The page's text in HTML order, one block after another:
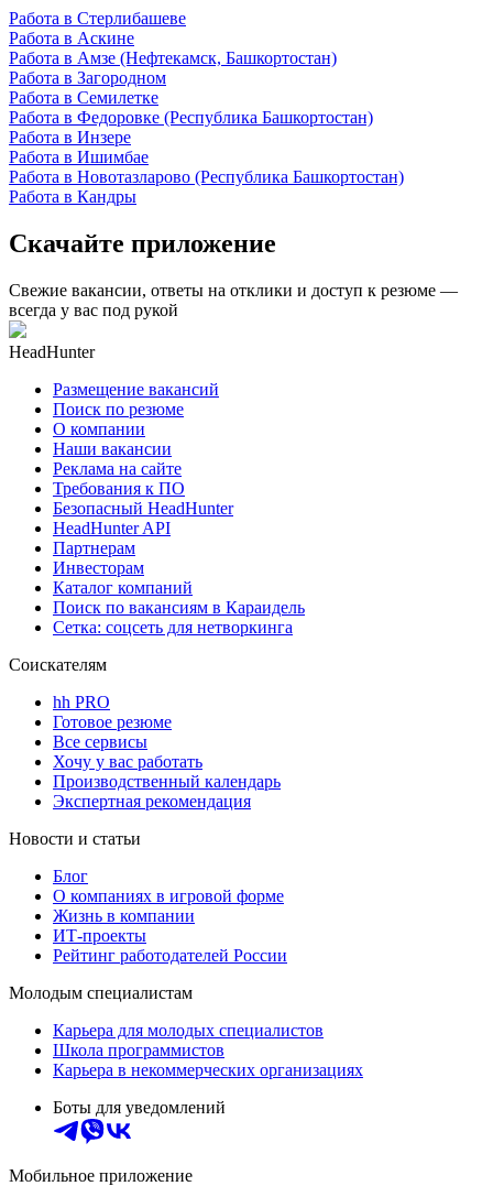
Работа в Стерлибашеве
Работа в Аскине
Работа в Амзе (Нефтекамск, Башкортостан)
Работа в Загородном
Работа в Семилетке
Работа в Федоровке (Республика Башкортостан)
Работа в Инзере
Работа в Ишимбае
Работа в Новотазларово (Республика Башкортостан)
Работа в Кандры
Скачайте приложение
Свежие вакансии, ответы на отклики и доступ к резюме —
всегда у вас под рукой
HeadHunter
Размещение вакансий
Поиск по резюме
О компании
Наши вакансии
Реклама на сайте
Требования к ПО
Безопасный HeadHunter
HeadHunter API
Партнерам
Инвесторам
Каталог компаний
Поиск по вакансиям в Караидель
Сетка: соцсеть для нетворкинга
Соискателям
hh PRO
Готовое резюме
Все сервисы
Хочу у вас работать
Производственный календарь
Экспертная рекомендация
Новости и статьи
Блог
О компаниях в игровой форме
Жизнь в компании
ИТ-проекты
Рейтинг работодателей России
Молодым специалистам
Карьера для молодых специалистов
Школа программистов
Карьера в некоммерческих организациях
Боты для уведомлений
Мобильное приложение